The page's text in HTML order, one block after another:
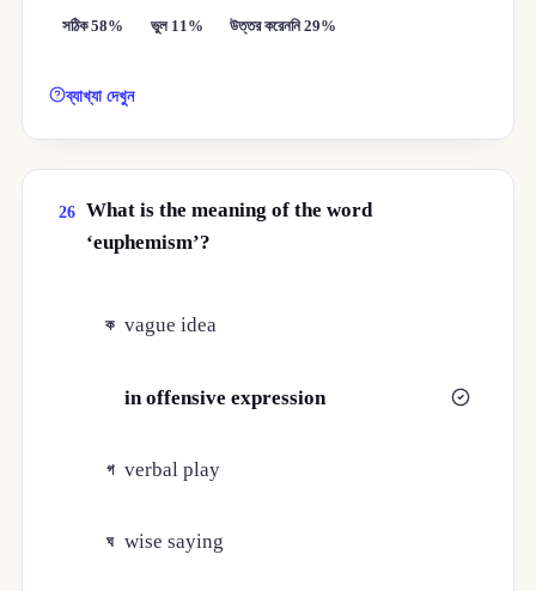
সঠিক 58% ভুল 11% উত্তর করেননি 29%
ব্যাখ্যা দেখুন
26 What is the meaning of the word
‘euphemism’?
ক vague idea
in offensive expression
গ verbal play
ঘ wise saying